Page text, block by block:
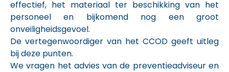
effectief, het materiaal ter beschikking van het
personeel en bijkomend nog een groot
onveiligheidsgevoel.
De vertegenwoordiger van het CCOD geeft uitleg
bij deze punten.
We vragen het advies van de preventieadviseur en